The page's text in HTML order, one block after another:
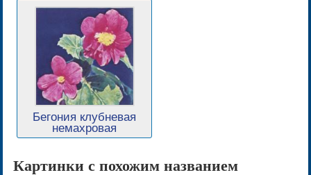
Бегония клубневая
немахровая
Картинки с похожим названием